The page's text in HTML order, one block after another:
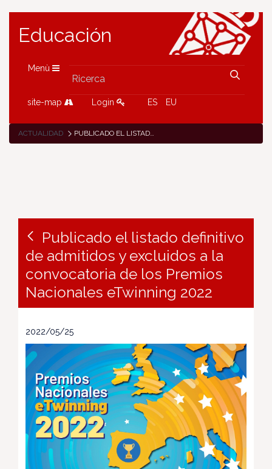
Educación
Menù
site-map Login ES EU
ACTUALIDAD PUBLICADO EL LISTADO DEFINITIVO DE ADMITIDOS Y EXCLUIDOS A LA CONVOCATORIA DE LOS PREMIOS NACIONALES ETWINNING 2022
Publicado el listado definitivo
de admitidos y excluidos a la
convocatoria de los Premios
Nacionales eTwinning 2022
2022/05/25